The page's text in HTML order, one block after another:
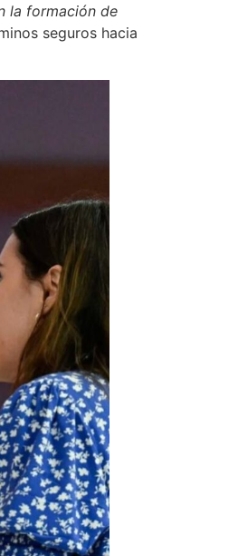
la formación de
seguros hacia